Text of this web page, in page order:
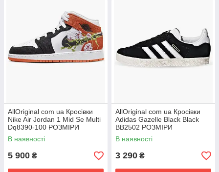
AllOriginal com ua Кросівки
Nike Air Jordan 1 Mid Se Multi
Dq8390-100 РОЗМІРИ
ЗАПИТУЙТЕ
В наявності
5 900 ₴
AllOriginal com ua Кросівки
Adidas Gazelle Black Black
BB2502 РОЗМІРИ
ЗАПИТУЙТЕ
В наявності
3 290 ₴